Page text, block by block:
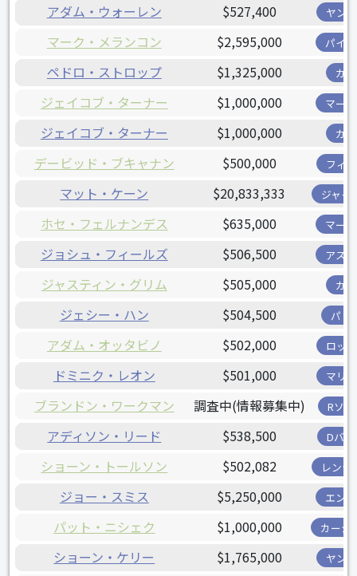
アダム・ウォーレン $527,400 ヤン
マーク・メランコン $2,595,000 パイ
ペドロ・ストロップ $1,325,000 カ
ジェイコブ・ターナー $1,000,000 マー
ジェイコブ・ターナー $1,000,000 カ
デービッド・ブキャナン $500,000 フィ
マット・ケーン $20,833,333 ジャイ
ホセ・フェルナンデス $635,000 マー
ジョシュ・フィールズ $506,500 アス
ジャスティン・グリム $505,000 カ
ジェシー・ハン $504,500 パド
アダム・オッタビノ $502,000 ロッ
ドミニク・レオン $501,000 マリ
ブランドン・ワークマン 調査中(情報募集中) Rソ
アディソン・リード $538,500 Dバ
ショーン・トールソン $502,082 レンジ
ジョー・スミス $5,250,000 エン
パット・ニシェク $1,000,000 カージ
ショーン・ケリー $1,765,000 ヤン